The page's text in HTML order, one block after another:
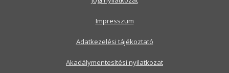
Impresszum
Adatkezelési tájékoztató
Akadálymentesítési nyilatkozat